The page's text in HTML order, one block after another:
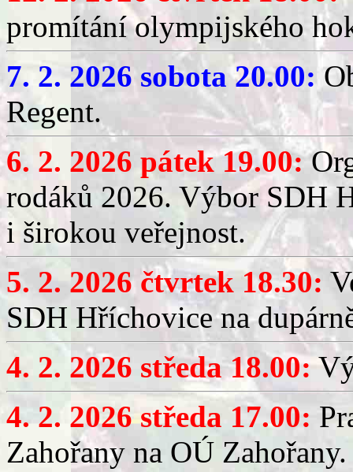
promítání olympijského
7. 2. 2026 sobota 20.00:
Regent.
6. 2. 2026 pátek 19.00:
rodáků 2026. Výbor SDH
i širokou veřejnost.
5. 2. 2026 čtvrtek 18.30:
SDH Hříchovice na
4. 2. 2026 středa 18.00:
4. 2. 2026 středa 17.00:
Zahořany na OÚ Zahořany.